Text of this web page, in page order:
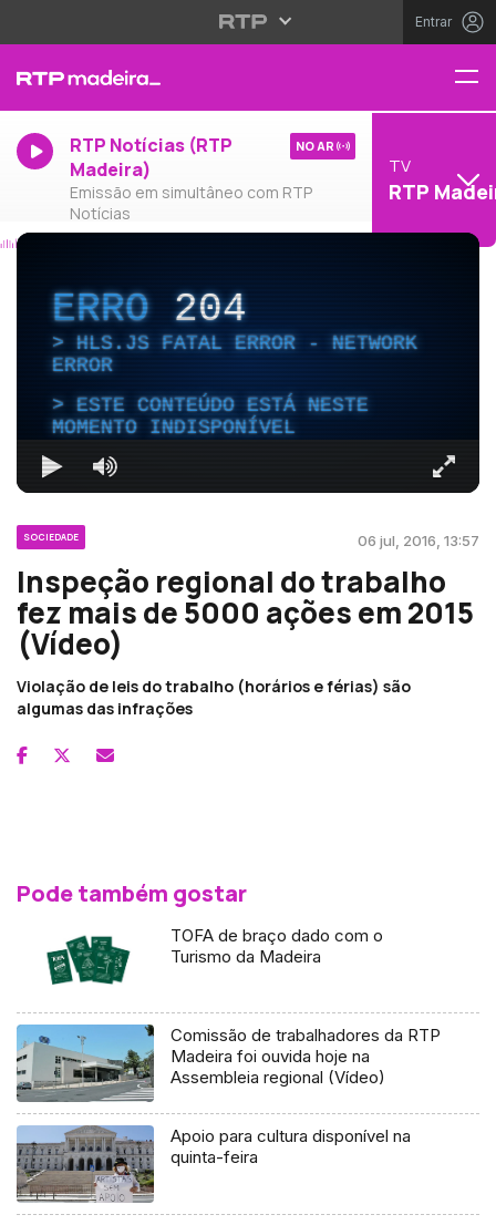
Entrar
RTP Notícias (RTP
Madeira)
Emissão em simultâneo com RTP
Notícias
NO AR
TV
RTP
ERRO204
HLS.JS FATAL ERROR - NETWORK
ERROR
ESTE CONTEÚDO ESTÁ NESTE
MOMENTO INDISPONÍVEL
SOCIEDADE 06 jul, 2016, 13:57
Inspeção regional do trabalho
fez mais de 5000 ações em 2015
(Vídeo)
Violação de leis do trabalho (horários e férias) são
algumas das infrações
Pode também gostar
TOFA de braço dado com o
Turismo da Madeira
Comissão de trabalhadores da RTP
Madeira foi ouvida hoje na
Assembleia regional (Vídeo)
Apoio para cultura disponível na
quinta-feira